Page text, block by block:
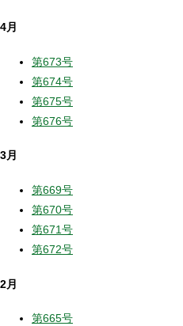
4月
第673号
第674号
第675号
第676号
3月
第669号
第670号
第671号
第672号
2月
第665号